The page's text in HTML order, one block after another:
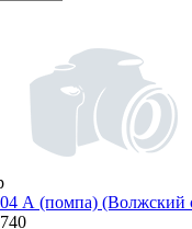
А (помпа) (Волжский